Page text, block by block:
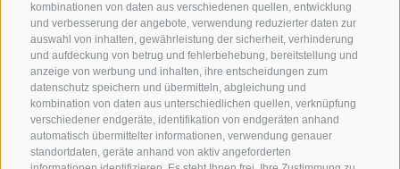
kombinationen von daten aus verschiedenen quellen, entwicklung
und verbesserung der angebote, verwendung reduzierter daten zur
auswahl von inhalten, gewährleistung der sicherheit, verhinderung
und aufdeckung von betrug und fehlerbehebung, bereitstellung und
anzeige von werbung und inhalten, ihre entscheidungen zum
datenschutz speichern und übermitteln, abgleichung und
kombination von daten aus unterschiedlichen quellen, verknüpfung
verschiedener endgeräte, identifikation von endgeräten anhand
automatisch übermittelter informationen, verwendung genauer
standortdaten, geräte anhand von aktiv angeforderten
KONTAKTIERE UNS
+39 0472 765 521
info@rosskopf.com
NEWSLETTER